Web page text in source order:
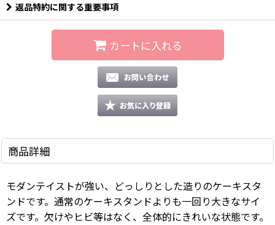
返品特約に関する重要事項
カートに入れる
商品詳細
モダンテイストが強い、どっしりとした造りのケーキスタ
ンドです。通常のケーキスタンドよりも一回り大きなサイ
ズです。欠けやヒビ等はなく、全体的にきれいな状態です。